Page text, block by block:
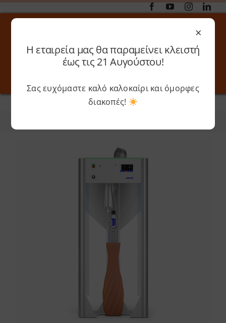
Μετάβαση
στο
Αναζήτηση
Toggle
Online 3D Printing
Shop
Services
Academy
Software
Toggle
×
Η εταιρεία μας θα παραμείνει κλειστή
έως τις 21 Αυγούστου!
Σας ευχόμαστε καλό καλοκαίρι και όμορφες
διακοπές!